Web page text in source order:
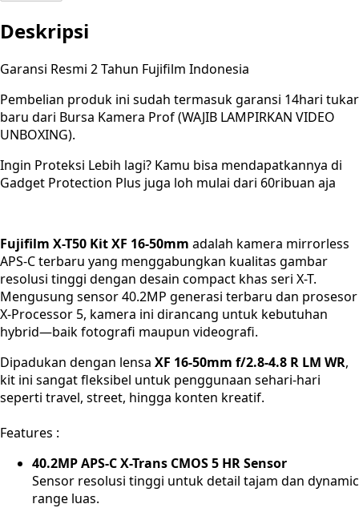
Deskripsi
Garansi Resmi 2 Tahun Fujifilm Indonesia
Pembelian produk ini sudah termasuk garansi 14hari tukar
baru dari Bursa Kamera Prof (WAJIB LAMPIRKAN VIDEO
UNBOXING).
Ingin Proteksi Lebih lagi? Kamu bisa mendapatkannya di
Gadget Protection Plus juga loh mulai dari 60ribuan aja
Fujifilm X-T50 Kit XF 16-50mm adalah kamera mirrorless
APS-C terbaru yang menggabungkan kualitas gambar
resolusi tinggi dengan desain compact khas seri X-T.
Mengusung sensor 40.2MP generasi terbaru dan prosesor
X-Processor 5, kamera ini dirancang untuk kebutuhan
hybrid—baik fotografi maupun videografi.
Dipadukan dengan lensa XF 16-50mm f/2.8-4.8 R LM WR,
kit ini sangat fleksibel untuk penggunaan sehari-hari
seperti travel, street, hingga konten kreatif.
Features :
40.2MP APS-C X-Trans CMOS 5 HR Sensor
Sensor resolusi tinggi untuk detail tajam dan dynamic
range luas.